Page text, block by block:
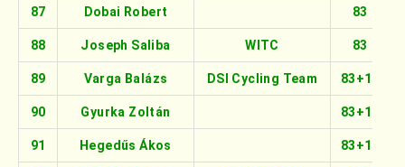
87 Dobai Robert 83
88 Joseph Saliba WITC 83
89 Varga Balázs DSI Cycling Team 83+16
90 Gyurka Zoltán 83+16
91 Hegedűs Ákos 83+16